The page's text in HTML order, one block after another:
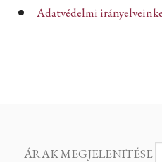
Adatvédelmi
ÁRAK MEGJELENITÉSE